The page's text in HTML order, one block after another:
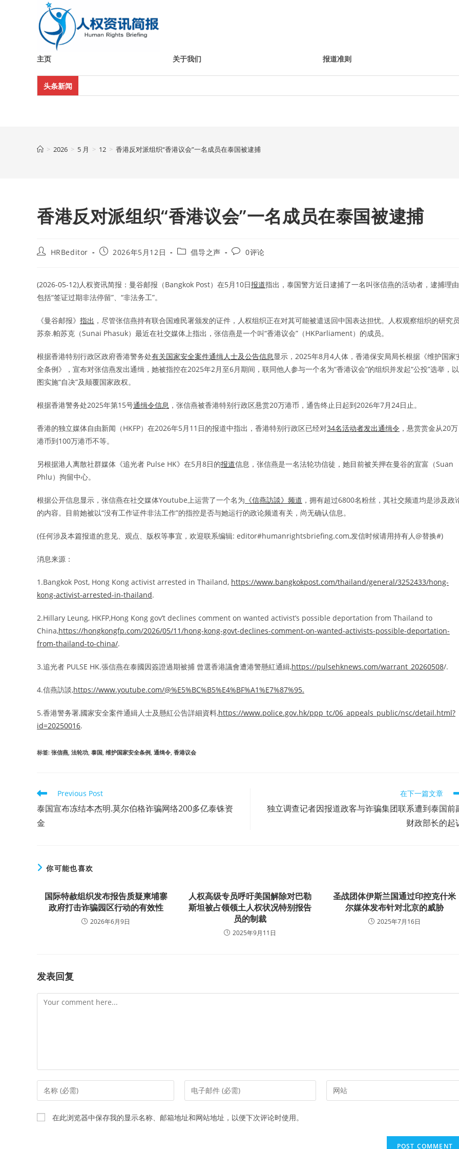
主页 关于我们 报道准则
头条新闻
> 2026 > 5 月 > 12 > 香港反对派组织“香港议会”一名成员在泰国被逮捕
香港反对派组织“香港议会”一名成员在泰国被逮捕
PostHRBeditor
Post2026年5月12日
Post倡导之声
Post0评论
(2026-05-12)人权资讯简报：曼谷邮报（Bangkok Post）在5月10日报道指出，泰国警方近日逮捕了一名叫张信燕的活动者，逮捕理由
包括“签证过期非法停留”、“非法务工”。
《曼谷邮报》 指出 ，尽管张信燕持有联合国难民署颁发的证件，人权组织正在对其可能被遣送回中国表达担忧。人权观察组织的研究
苏奈.帕苏克（Sunai Phasuk）最近在社交媒体上指出，张信燕是一个叫“香港议会”（HKParliament）的成员。
根据香港特别行政区政府香港警务处有关国家安全案件通缉人士及公告信息显示，2025年8月4人体，香港保安局局长根据《维护国家
全条例》，宣布对张信燕发出通缉，她被指控在2025年2月至6月期间，联同他人参与一个名为“香港议会”的组织并发起“公投”选举，以
图实施“自决”及颠覆国家政权。
根据香港警务处2025年第15号通缉令信息 ，张信燕被香港特别行政区悬赏20万港币，通告终止日起到2026年7月24日止。
香港的独立媒体自由新闻（HKFP）在2026年5月11日的报道中指出，香港特别行政区已经对34名活动者发出通缉令 ，悬赏赏金从20万
港币到100万港币不等。
另根据港人离散社群媒体《追光者 Pulse HK》在5月8日的报道信息，张信燕是一名法轮功信徒，她目前被关押在曼谷的宣富（Suan
Phlu）拘留中心。
根据公开信息显示，张信燕在社交媒体Youtube上运营了一个名为 《信燕訪談》频道 ，拥有超过6800名粉丝，其社交频道均是涉及政
的内容。目前她被以“没有工作证件非法工作”的指控是否与她运行的政论频道有关，尚无确认信息。
(任何涉及本篇报道的意见、观点、版权等事宜，欢迎联系编辑: editor#humanrightsbriefing.com,发信时候请用持有人@替换#)
消息来源：
1.Bangkok Post, Hong Kong activist arrested in Thailand, https://www.bangkokpost.com/thailand/general/3252433/hong-
kong-activist-arrested-in-thailand.
2.Hillary Leung, HKFP,Hong Kong gov’t declines comment on wanted activist’s possible deportation from Thailand to
China,https://hongkongfp.com/2026/05/11/hong-kong-govt-declines-comment-on-wanted-activists-possible-deportation-
from-thailand-to-china/.
3.追光者 PULSE HK.張信燕在泰國因簽證過期被捕 曾選香港議會遭港警懸紅通緝,https://pulsehknews.com/warrant_20260508/.
4.信燕訪談,https://www.youtube.com/@%E5%BC%B5%E4%BF%A1%E7%87%95.
5.香港警务署,國家安全案件通緝人士及懸紅公告詳細資料,https://www.police.gov.hk/ppp_tc/06_appeals_public/nsc/detail.html?
id=20250016.
标签: 张信燕 法轮功 泰国 维护国家安全条例 通缉令 香港议会
Read
articles
Previous Post
泰国宣布冻结本杰明.莫尔伯格诈骗网络200多亿泰铢资
金
在下一篇文章
独立调查记者因报道政客与诈骗集团联系遭到泰国前
财政部长的起
你可能也喜欢
国际特赦组织发布报告质疑柬埔寨
政府打击诈骗园区行动的有效性
2026年6月9日
人权高级专员呼吁美国解除对巴勒
斯坦被占领领土人权状况特别报告
员的制裁
2025年9月11日
圣战团体伊斯兰国通过印控克什米
尔媒体发布针对北京的威胁
2025年7月16日
发表回复
Comment
Enter
your
name
or
Enter
your
address
Enter
your
在此浏览器中保存我的显示名称、邮箱地址和网站地址，以便下次评论时使用。